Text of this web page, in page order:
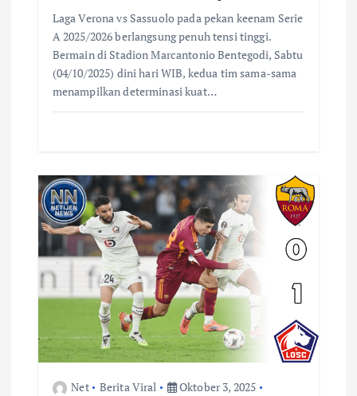
Laga Verona vs Sassuolo pada pekan keenam Serie
A 2025/2026 berlangsung penuh tensi tinggi.
Bermain di Stadion Marcantonio Bentegodi, Sabtu
(04/10/2025) dini hari WIB, kedua tim sama-sama
menampilkan determinasi kuat…
Net Berita Viral
Oktober 3, 2025